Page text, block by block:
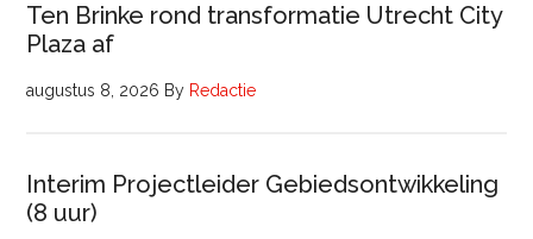
Ten Brinke rond transformatie Utrecht City
Plaza af
augustus 8, 2026 By Redactie
Interim Projectleider Gebiedsontwikkeling
(8 uur)